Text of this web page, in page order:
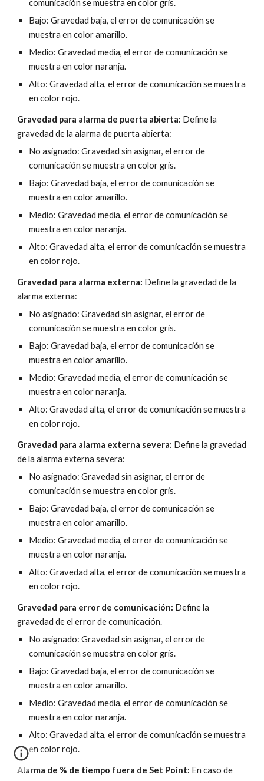
comunicación se muestra en color gris.
Bajo: Gravedad baja, el error de comunicación se
muestra en color amarillo.
Medio: Gravedad media, el error de comunicación se
muestra en color naranja.
Alto: Gravedad alta, el error de comunicación se muestra
en color rojo.
Gravedad para alarma de puerta abierta: Define la
gravedad de la alarma de puerta abierta:
No asignado: Gravedad sin asignar, el error de
comunicación se muestra en color gris.
Bajo: Gravedad baja, el error de comunicación se
muestra en color amarillo.
Medio: Gravedad media, el error de comunicación se
muestra en color naranja.
Alto: Gravedad alta, el error de comunicación se muestra
en color rojo.
Gravedad para alarma externa: Define la gravedad de la
alarma externa:
No asignado: Gravedad sin asignar, el error de
comunicación se muestra en color gris.
Bajo: Gravedad baja, el error de comunicación se
muestra en color amarillo.
Medio: Gravedad media, el error de comunicación se
muestra en color naranja.
Alto: Gravedad alta, el error de comunicación se muestra
en color rojo.
Gravedad para alarma externa severa: Define la gravedad
de la alarma externa severa:
No asignado: Gravedad sin asignar, el error de
comunicación se muestra en color gris.
Bajo: Gravedad baja, el error de comunicación se
muestra en color amarillo.
Medio: Gravedad media, el error de comunicación se
muestra en color naranja.
Alto: Gravedad alta, el error de comunicación se muestra
en color rojo.
Gravedad para error de comunicación: Define la
gravedad de el error de comunicación.
No asignado: Gravedad sin asignar, el error de
comunicación se muestra en color gris.
Bajo: Gravedad baja, el error de comunicación se
muestra en color amarillo.
Medio: Gravedad media, el error de comunicación se
muestra en color naranja.
Alto: Gravedad alta, el error de comunicación se muestra
en color rojo.
Alarma de % de tiempo fuera de Set Point: En caso de